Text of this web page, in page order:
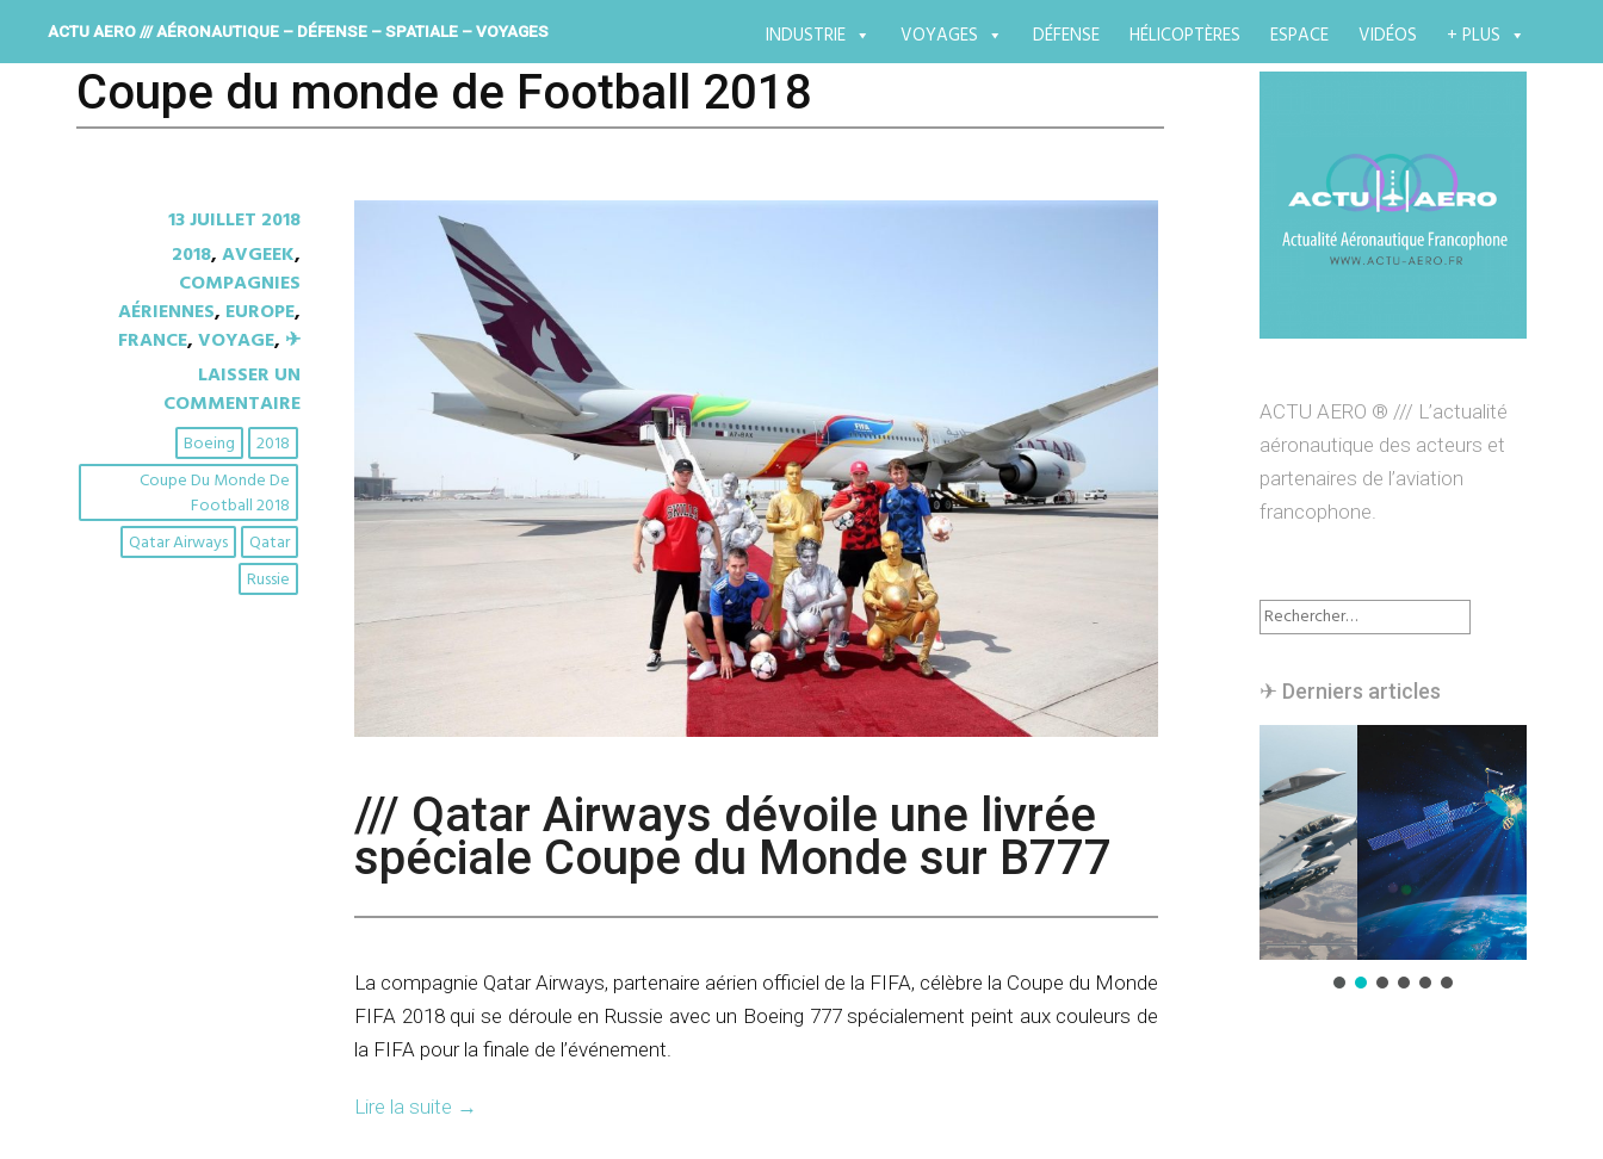
ACTU AERO /// AÉRONAUTIQUE – DÉFENSE – SPATIALE – VOYAGES
au
contenu
principal
INDUSTRIE VOYAGES DÉFENSE HÉLICOPTÈRES ESPACE VIDÉOS + PLUS
Coupe du monde de Football 2018
13 JUILLET 2018
2018,AVGEEK,
COMPAGNIES
AÉRIENNES, EUROPE,
FRANCE,VOYAGE, ✈︎
LAISSER UN
COMMENTAIRE
2018
Boeing
Coupe Du Monde De
Football 2018
Qatar
Qatar Airways
Russie
/// Qatar Airways dévoile une livrée
spéciale Coupe du Monde sur B777
La compagnie Qatar Airways, partenaire aérien officiel de la FIFA, célèbre la Coupe du Monde
FIFA 2018 qui se déroule en Russie avec un Boeing 777 spécialement peint aux couleurs de
la FIFA pour la finale de l’événement.
Lire la suite →
ACTU AERO ® /// L’actualité
aéronautique des acteurs et
partenaires de l’aviation
francophone.
Rechercher :
✈︎ Derniers articles